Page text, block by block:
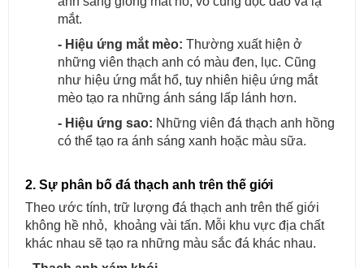
mắt.
- Hiệu ứng mắt mèo: Thường xuất hiện ở
những viên thạch anh có màu đen, lục. Cũng
như hiệu ứng mắt hổ, tuy nhiên hiệu ứng mắt
mèo tạo ra những ánh sáng lấp lánh hơn.
- Hiệu ứng sao: Những viên đá thạch anh hồng
có thể tạo ra ánh sáng xanh hoặc màu sữa.
2. Sự phân bố đá thạch anh trên thế giới
Theo ước tính, trữ lượng đá thạch anh trên thế giới
không hề nhỏ, khoảng vài tấn. Mỗi khu vực địa chất
khác nhau sẽ tạo ra những màu sắc đá khác nhau.